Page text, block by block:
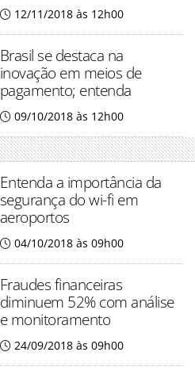
12/11/2018 às 12h00
Brasil se destaca na
inovação em meios de
pagamento; entenda
09/10/2018 às 12h00
Entenda a importância da
segurança do wi-fi em
aeroportos
04/10/2018 às 09h00
Fraudes financeiras
diminuem 52% com análise
e monitoramento
24/09/2018 às 09h00